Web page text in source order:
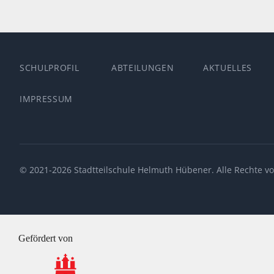
SCHULPROFIL ABTEILUNGEN AKTUELLES
IMPRESSUM
© 2021-2026 Stadtteilschule Helmuth Hübener. Alle Rechte
Gefördert von